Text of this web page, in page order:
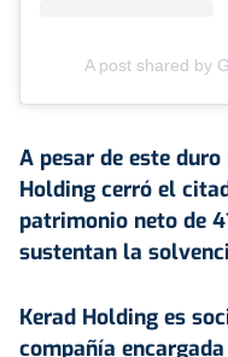
A post shared by
A pesar de este
Holding cerró el
patrimonio neto de
sustentan la
Kerad Holding es
compañía